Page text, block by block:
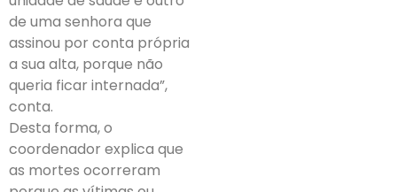
de uma senhora que
assinou por conta própria
a sua alta, porque não
queria ficar internada”,
conta.
Desta forma, o
coordenador explica que
as mortes ocorreram